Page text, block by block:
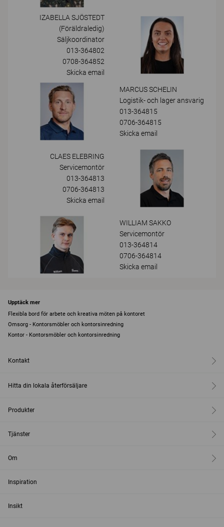
IZABELLA SJÖSTEDT
(föräldraledig)
Säljkoordinator
013-364802
0708-364852
Skicka email
MARCUS SCHELIN
Logistik- och lager ansvarig
013-364815
0706-364815
Skicka email
CLAES ELEBRING
Servicemontör
013-364813
0706-364813
Skicka email
WILLIAM SAKKO
Servicemontör
013-364814
0706-364814
Skicka email
Upptäck mer
Flexibla bord för arbete och kreativa möten på kontoret
Omsorg - Kontorsmöbler och kontorsinredning
Kontor - Kontorsmöbler och kontorsinredning
Kontakt
Hitta din lokala återförsäljare
Produkter
Tjänster
Om
Inspiration
Insikt